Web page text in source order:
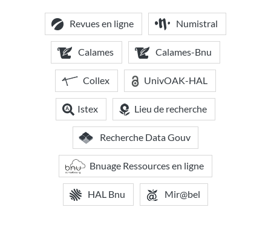
Revues en ligne Numistral
Calames Calames-Bnu
Collex UnivOAK-HAL
Istex Lieu de recherche
Recherche Data Gouv
Bnuage Ressources en ligne
HAL Bnu Mir@bel